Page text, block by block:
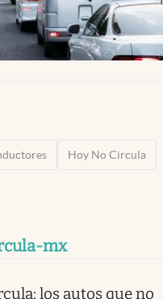
Hoy No Circula
mx
los autos que no